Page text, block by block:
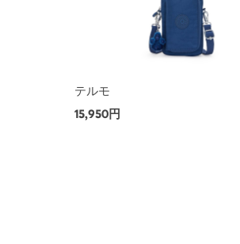
テルモ
15,950円